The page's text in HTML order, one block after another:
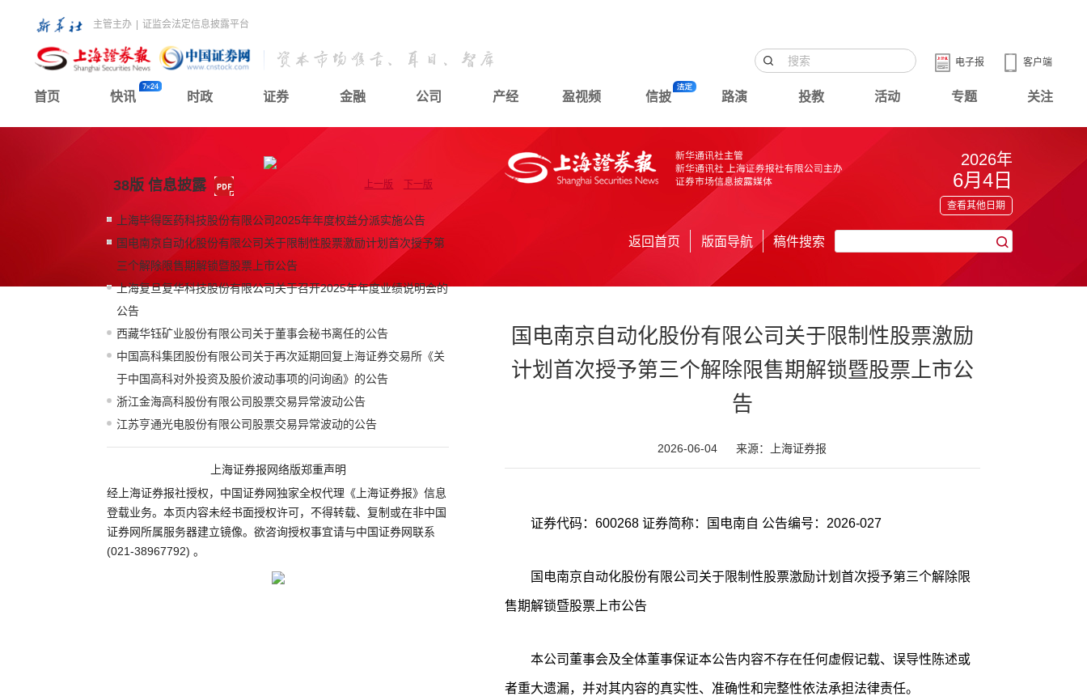
主管主办 证监会法定信息披露平台
客户端
电子报
首页 快讯 时政 证券 金融 公司 产经 盈视频 信披 路演 投教 活动 专题 关注
38版 信息披露 上一版 下一版
上海毕得医药科技股份有限公司2025年年度权益分派实施公告
国电南京自动化股份有限公司关于限制性股票激励计划首次授予第
三个解除限售期解锁暨股票上市公告
上海复旦复华科技股份有限公司关于召开2025年年度业绩说明会的
公告
西藏华钰矿业股份有限公司关于董事会秘书离任的公告
中国高科集团股份有限公司关于再次延期回复上海证券交易所《关
于中国高科对外投资及股价波动事项的问询函》的公告
浙江金海高科股份有限公司股票交易异常波动公告
江苏亨通光电股份有限公司股票交易异常波动的公告
上海证券报网络版郑重声明
经上海证券报社授权，中国证券网独家全权代理《上海证券报》信息
登载业务。本页内容未经书面授权许可，不得转载、复制或在非中国
证券网所属服务器建立镜像。欲咨询授权事宜请与中国证券网联系
(021-38967792) 。
2026年
6月4日
查看其他日期
返回首页 版面导航 稿件搜索
国电南京自动化股份有限公司关于限制性股票激励
计划首次授予第三个解除限售期解锁暨股票上市公
告
2026-06-04 来源：上海证券报
证券代码：600268 证券简称：国电南自 公告编号：2026-027
国电南京自动化股份有限公司关于限制性股票激励计划首次授予第三个解除限
售期解锁暨股票上市公告
本公司董事会及全体董事保证本公告内容不存在任何虚假记载、误导性陈述或
者重大遗漏，并对其内容的真实性、准确性和完整性依法承担法律责任。